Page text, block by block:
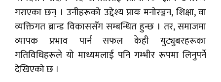
गराएका छन् । उनीहरूको उद्देश्य प्रायः मनोरञ्जन, शिक्षा, वा
व्यक्तिगत ब्रान्ड विकाससँग सम्बन्धित हुन्छ । तर, समाजमा
व्यापक प्रभाव पार्न सफल केही युट्युबरहरूका
गतिविधिहरूले यो माध्यमलाई पनि गम्भीर रूपमा लिनुपर्ने
देखिएको छ ।